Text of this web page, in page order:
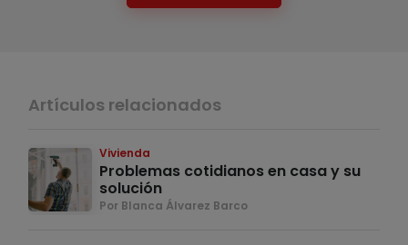
Artículos relacionados
Vivienda
Problemas cotidianos en casa y su
solución
Por Blanca Álvarez Barco